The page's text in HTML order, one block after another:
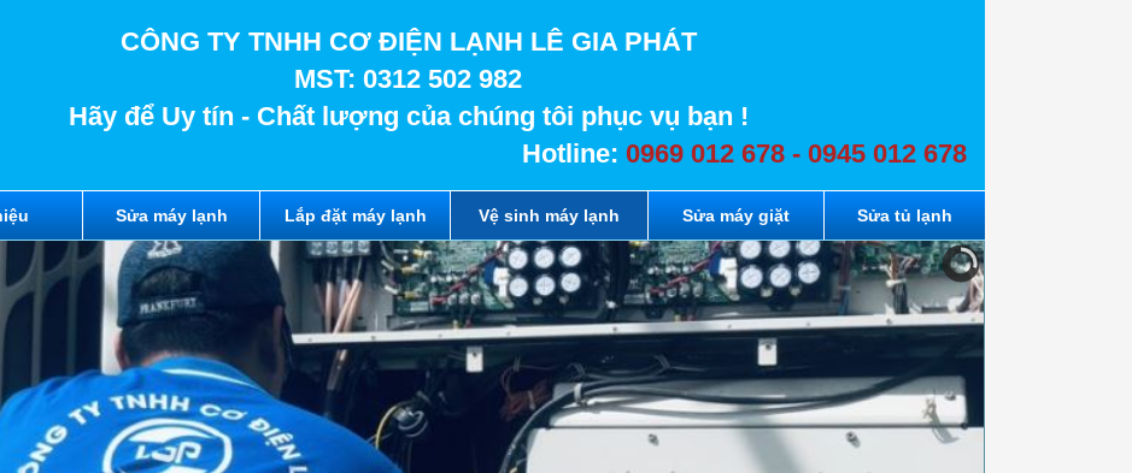
CÔNG TY TNHH CƠ ĐIỆN LẠNH LÊ GIA PHÁT
MST: 0312 502 982
Hãy để Uy tín - Chất lượng của chúng tôi phục vụ bạn !
Hotline: 0969 012 678 - 0945 012 678
Sửa máy lạnh Lắp đặt máy lạnh Vệ sinh máy lạnh Sửa máy giặt Sửa tủ lạnh